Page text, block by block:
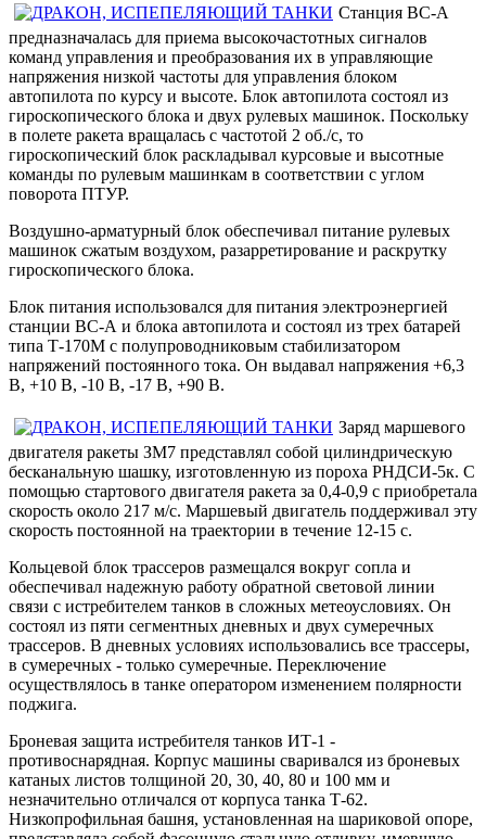
Станция ВС-А
предназначалась для приема высокочастотных сигналов
команд управления и преобразования их в управляющие
напряжения низкой частоты для управления блоком
автопилота по курсу и высоте. Блок автопилота состоял из
гироскопического блока и двух рулевых машинок. Поскольку
в полете ракета вращалась с частотой 2 об./с, то
гироскопический блок раскладывал курсовые и высотные
команды по рулевым машинкам в соответствии с углом
поворота ПТУР.
Воздушно-арматурный блок обеспечивал питание рулевых
машинок сжатым воздухом, разарретирование и раскрутку
гироскопического блока.
Блок питания использовался для питания электроэнергией
станции ВС-А и блока автопилота и состоял из трех батарей
типа Т-170М с полупроводниковым стабилизатором
напряжений постоянного тока. Он выдавал напряжения +6,3
В, +10 В, -10 В, -17 В, +90 В.
Заряд маршевого
двигателя ракеты ЗМ7 представлял собой цилиндрическую
бесканальную шашку, изготовленную из пороха РНДСИ-5к. С
помощью стартового двигателя ракета за 0,4-0,9 с приобретала
скорость около 217 м/с. Маршевый двигатель поддерживал эту
скорость постоянной на траектории в течение 12-15 с.
Кольцевой блок трассеров размещался вокруг сопла и
обеспечивал надежную работу обратной световой линии
связи с истребителем танков в сложных метеоусловиях. Он
состоял из пяти сегментных дневных и двух сумеречных
трассеров. В дневных условиях использовались все трассеры,
в сумеречных - только сумеречные. Переключение
осуществлялось в танке оператором изменением полярности
поджига.
Броневая защита истребителя танков ИТ-1 -
противоснарядная. Корпус машины сваривался из броневых
катаных листов толщиной 20, 30, 40, 80 и 100 мм и
незначительно отличался от корпуса танка Т-62.
Низкопрофильная башня, установленная на шариковой опоре,